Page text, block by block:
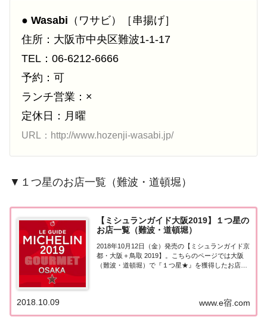
● Wasabi （ワサビ）［串揚げ］
住所：大阪市中央区難波1-1-17
TEL：06-6212-6666
予約：可
ランチ営業：×
定休日：月曜
URL：http://www.hozenji-wasabi.jp/
▼１つ星のお店一覧（難波・道頓堀）
【ミシュランガイド大阪2019】１つ星の
お店一覧（難波・道頓堀）
2018年10月12日（金）発売の【ミシュランガイド京
都・大阪＋鳥取 2019】。こちらのページでは大阪
（難波・道頓堀）で『１つ星★』を獲得したお店
www.e宿.com
2018.10.09